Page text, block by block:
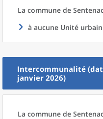
La commune de
à aucune Unité
Intercommunalité
janvier 2026)
La commune de